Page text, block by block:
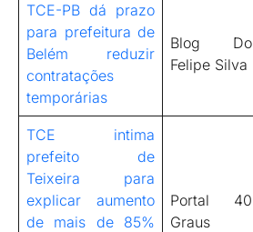
TCE-PB dá prazo
para prefeitura de
Belém reduzir
contratações
temporárias
Blog Do
Felipe Silva
TCE intima
prefeito de
Teixeira para
explicar aumento
de mais de 85%
Portal 40
Graus